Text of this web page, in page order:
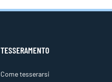
TESSERAMENTO
Come tesserarsi